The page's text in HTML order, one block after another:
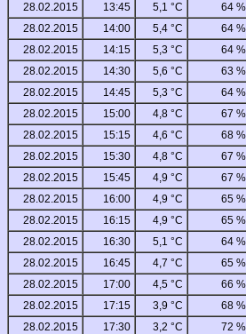
28.02.2015
13:45 5,1 °C 64 %
28.02.2015
14:00 5,4 °C 64 %
28.02.2015
14:15 5,3 °C 64 %
28.02.2015
14:30 5,6 °C 63 %
28.02.2015
14:45 5,3 °C 64 %
28.02.2015
15:00 4,8 °C 67 %
28.02.2015
15:15 4,6 °C 68 %
28.02.2015
15:30 4,8 °C 67 %
28.02.2015
15:45 4,9 °C 67 %
28.02.2015
16:00 4,9 °C 65 %
28.02.2015
16:15 4,9 °C 65 %
28.02.2015
16:30 5,1 °C 64 %
28.02.2015
16:45 4,7 °C 65 %
28.02.2015
17:00 4,5 °C 66 %
28.02.2015
17:15 3,9 °C 68 %
28.02.2015
17:30 3,2 °C 72 %